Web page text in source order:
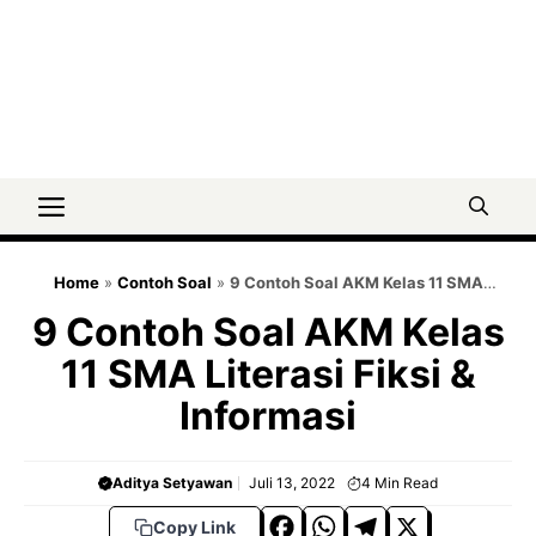
Menu
Home» Contoh Soal » 9 Contoh Soal AKM Kelas 11 SMA
9 Contoh Soal AKM Kelas
11 SMA Literasi Fiksi &
Informasi
Aditya Setyawan Juli 13, 2022 4 Min Read
Copy Link